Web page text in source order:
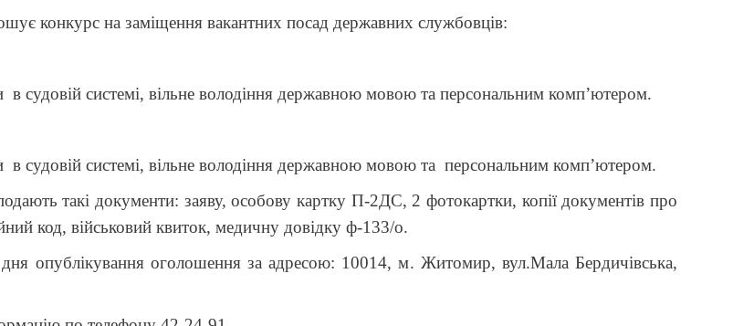
конкурс на заміщення вакантних посад державних службовців:
в судовій системі, вільне володіння державною мовою та персональним комп’ютером.
судовій системі, вільне володіння державною мовою та персональним комп’ютером.
такі документи: заяву, особову картку П-2ДС, 2 фотокартки, копії документів про
код, військовий квиток, медичну довідку ф-133/о.
оголошення за адресою: 10014, м. Житомир, вул.Мала Бердичівська,